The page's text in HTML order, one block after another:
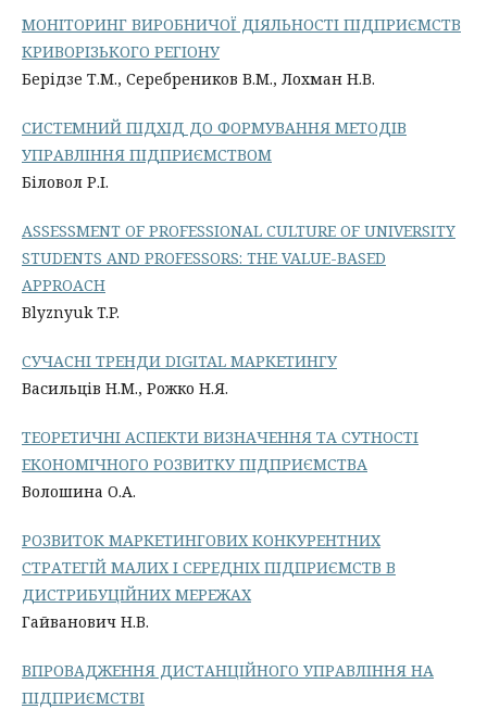
МОНІТОРИНГ ВИРОБНИЧОЇ ДІЯЛЬНОСТІ ПІДПРИЄМСТВ
КРИВОРІЗЬКОГО РЕГІОНУ
Берідзе Т.М., Серебреников В.М., Лохман Н.В.
СИСТЕМНИЙ ПІДХІД ДО ФОРМУВАННЯ МЕТОДІВ
УПРАВЛІННЯ ПІДПРИЄМСТВОМ
Біловол Р.І.
ASSESSMENT OF PROFESSIONAL CULTURE OF UNIVERSITY
STUDENTS AND PROFESSORS: THE VALUE-BASED
APPROACH
Blyznyuk T.P.
СУЧАСНІ ТРЕНДИ DIGITAL МАРКЕТИНГУ
Васильців Н.М., Рожко Н.Я.
ТЕОРЕТИЧНІ АСПЕКТИ ВИЗНАЧЕННЯ ТА СУТНОСТІ
ЕКОНОМІЧНОГО РОЗВИТКУ ПІДПРИЄМСТВА
Волошина О.А.
РОЗВИТОК МАРКЕТИНГОВИХ КОНКУРЕНТНИХ
СТРАТЕГІЙ МАЛИХ І СЕРЕДНІХ ПІДПРИЄМСТВ В
ДИСТРИБУЦІЙНИХ МЕРЕЖАХ
Гайванович Н.В.
ВПРОВАДЖЕННЯ ДИСТАНЦІЙНОГО УПРАВЛІННЯ НА
ПІДПРИЄМСТВІ